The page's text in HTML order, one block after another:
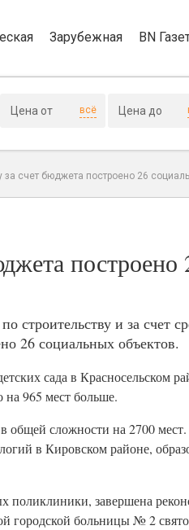
Зарубежная BN
всё
за счет бюджета построено 26
и за счет
26 социальных объектов.
сада в Красносельском
965 мест больше.
сложности на 2700 мест.
в Кировском районе,
завершена
городской больницы № 2